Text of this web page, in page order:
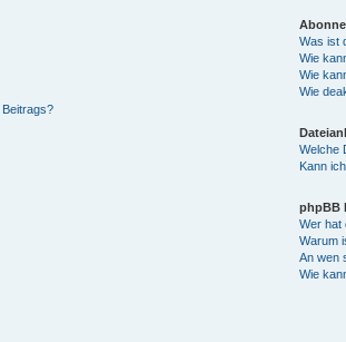
Beitrags?
Was ist
Wie
Wie
Wie
Welche
Kann
phpBB
Wer hat
Warum
An wen
Wie